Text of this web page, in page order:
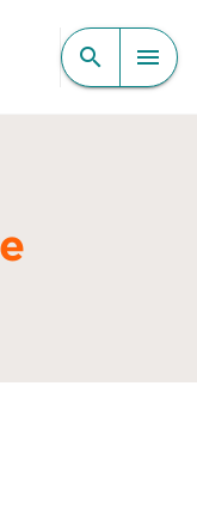
search menu